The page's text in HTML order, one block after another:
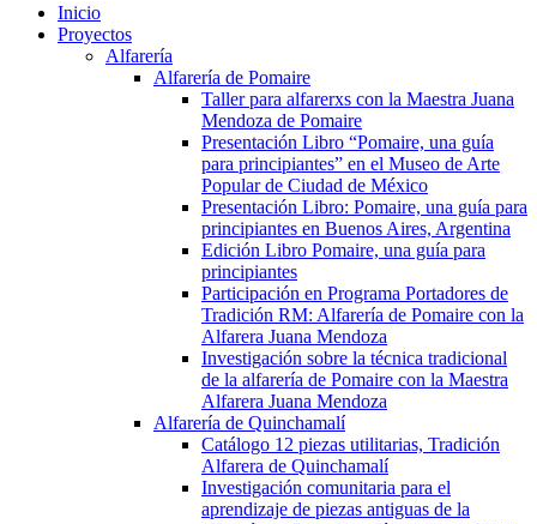
Inicio
Proyectos
Alfarería
Alfarería de Pomaire
Taller para alfarerxs con la Maestra Juana
Mendoza de Pomaire
Presentación Libro “Pomaire, una guía
para principiantes” en el Museo de Arte
Popular de Ciudad de México
Presentación Libro: Pomaire, una guía para
principiantes en Buenos Aires, Argentina
Edición Libro Pomaire, una guía para
principiantes
Participación en Programa Portadores de
Tradición RM: Alfarería de Pomaire con la
Alfarera Juana Mendoza
Investigación sobre la técnica tradicional
de la alfarería de Pomaire con la Maestra
Alfarera Juana Mendoza
Alfarería de Quinchamalí
Catálogo 12 piezas utilitarias, Tradición
Alfarera de Quinchamalí
Investigación comunitaria para el
aprendizaje de piezas antiguas de la